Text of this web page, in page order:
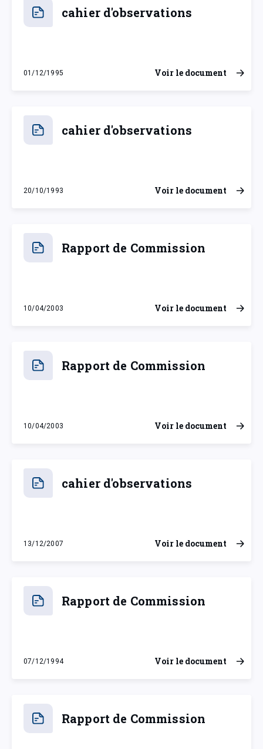
cahier d'observations
01/12/1995
vendredi 1 décembre 1995
Voir le document
cahier d'observations
20/10/1993
mercredi 20 octobre 1993
Voir le document
Rapport de Commission
10/04/2003
jeudi 10 avril 2003
Voir le document
Rapport de Commission
10/04/2003
jeudi 10 avril 2003
Voir le document
cahier d'observations
13/12/2007
jeudi 13 décembre 2007
Voir le document
Rapport de Commission
07/12/1994
mercredi 7 décembre 1994
Voir le document
Rapport de Commission